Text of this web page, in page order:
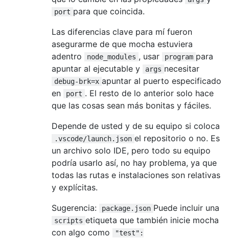
port para que coincida.
Las diferencias clave para mí fueron
asegurarme de que mocha estuviera
adentro
node_modules , usar program para
apuntar al ejecutable y
args necesitar
debug-brk=x apuntar al puerto especificado
en
port . El resto de lo anterior solo hace
que las cosas sean más bonitas y fáciles.
Depende de usted y de su equipo si coloca
.vscode/launch.json el repositorio o no. Es
un archivo solo IDE, pero todo su equipo
podría usarlo así, no hay problema, ya que
todas las rutas e instalaciones son relativas
y explícitas.
Sugerencia:
package.json Puede incluir una
scripts etiqueta que también inicie mocha
con algo como
"test":